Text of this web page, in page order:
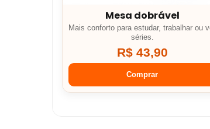
Mesa dobrável
Mais conforto para estudar, trabalhar ou
séries.
R$ 43,90
Comprar